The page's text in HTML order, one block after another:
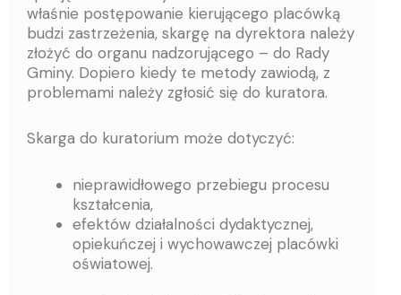
właśnie postępowanie kierującego placówką
budzi zastrzeżenia, skargę na dyrektora należy
złożyć do organu nadzorującego – do Rady
Gminy. Dopiero kiedy te metody zawiodą, z
problemami należy zgłosić się do kuratora.
Skarga do kuratorium może dotyczyć:
nieprawidłowego przebiegu procesu
kształcenia,
efektów działalności dydaktycznej,
opiekuńczej i wychowawczej placówki
oświatowej.